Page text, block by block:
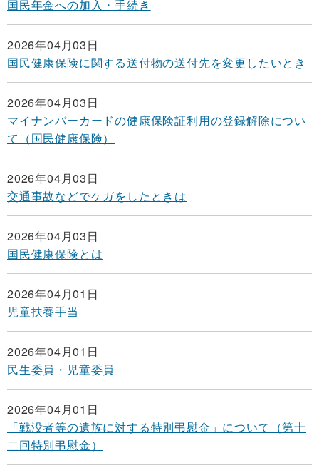
国民年金への加入・手続き
2026年04月03日
国民健康保険に関する送付物の送付先を変更したいとき
2026年04月03日
マイナンバーカードの健康保険証利用の登録解除につい
て（国民健康保険）
2026年04月03日
交通事故などでケガをしたときは
2026年04月03日
国民健康保険とは
2026年04月01日
児童扶養手当
2026年04月01日
民生委員・児童委員
2026年04月01日
「戦没者等の遺族に対する特別弔慰金」について（第十
二回特別弔慰金）